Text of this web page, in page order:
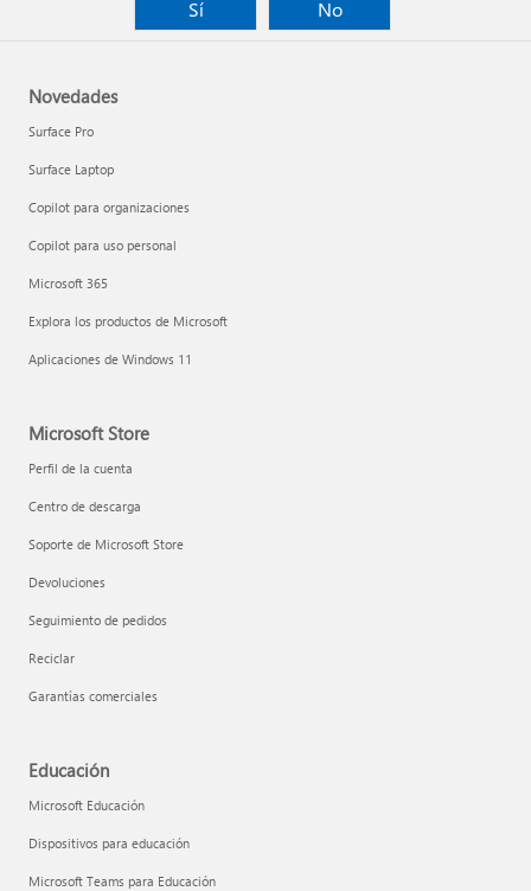
Sí
No
Novedades
Surface Pro
Surface Laptop
Copilot para organizaciones
Copilot para uso personal
Microsoft 365
Explora los productos de Microsoft
Aplicaciones de Windows 11
Microsoft Store
Perfil de la cuenta
Centro de descarga
Soporte de Microsoft Store
Devoluciones
Seguimiento de pedidos
Reciclar
Garantías comerciales
Educación
Microsoft Educación
Dispositivos para educación
Microsoft Teams para Educación